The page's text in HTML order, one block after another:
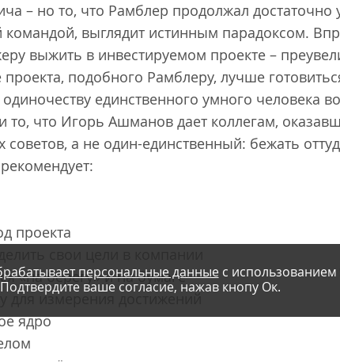
– но то, что Рамблер продолжал
командой, выглядит истинным парадоксом.
выжить в инвестируемом проекте –
проекта, подобного Рамблеру, лучше
единственного умного человека
то, что Игорь Ашманов дает коллегам,
советов, а не один-единственный: бежать
проекта
«на берегу» и на бумаге
для измерения достижений
ядро
персональные данныес использованием
ваше согласие, нажав кнопу Ок.